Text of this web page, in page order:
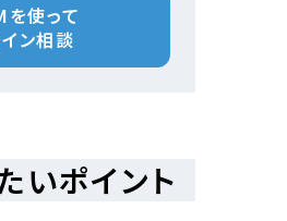
使って
ン相談
いポイント